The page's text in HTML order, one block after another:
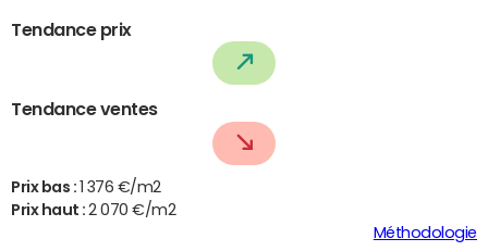
Tendance prix
Tendance ventes
Prix bas :
1 376 €/m2
Prix haut :2 070 €/m2
Méthodologie